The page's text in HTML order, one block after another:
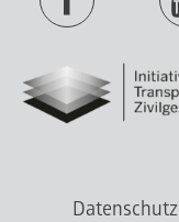
Datenschutz